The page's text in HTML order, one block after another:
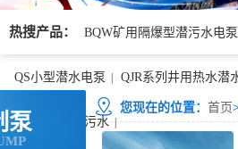
热搜产品： BQW矿用隔爆型潜污水电泵
QS小型潜水电泵 QJR系列井用热水潜
（卧式）矿用污水
泵
您现在的位置：首页